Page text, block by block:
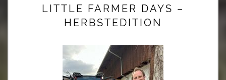
LITTLE FARMER DAYS –
HERBSTEDITION